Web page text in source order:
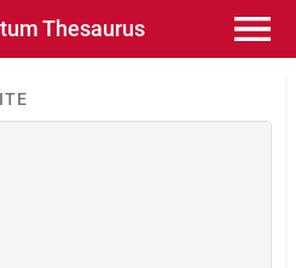
Thesaurus